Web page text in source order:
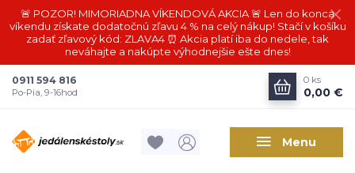
🚨 POZOR! MIMORIADNA VÍKENDOVÁ AKCIA 🚨 Len do konca
víkendu získate dodatočnú zľavu 4 % na celý nákup! Stačí v košíku
zadať zľavový kód: ZLAVA4 ⏰ Akcia platí iba do nedele, tak
neváhajte a nakúpte výhodnejšie ešte dnes!
Menu
0911 594 816
Po-Pia, 9-16hod
0 ks
0,00 €